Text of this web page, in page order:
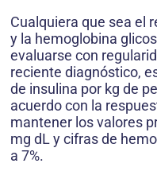
Cualquiera que sea el
y la hemoglobina
evaluarse con
reciente diagnóstico,
de insulina por kg de
acuerdo con la
mantener los valores
mg dL y cifras de
a 7%.